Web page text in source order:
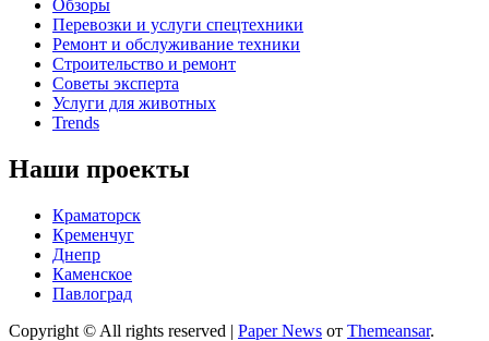
Обзоры
Перевозки и услуги спецтехники
Ремонт и обслуживание техники
Строительство и ремонт
Советы эксперта
Услуги для животных
Trends
Наши проекты
Краматорск
Кременчуг
Днепр
Каменское
Павлоград
Copyright © All rights reserved | Paper News от Themeansar.